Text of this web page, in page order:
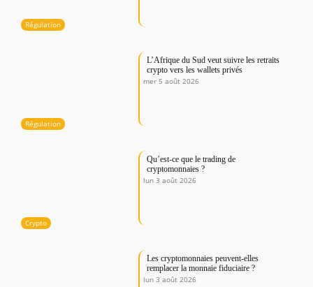
Régulation
Régulation
L’Afrique du Sud veut suivre les retraits
crypto vers les wallets privés
mer 5 août 2026
Crypto
Qu’est-ce que le trading de
cryptomonnaies ?
lun 3 août 2026
Les cryptomonnaies peuvent-elles
remplacer la monnaie fiduciaire ?
lun 3 août 2026